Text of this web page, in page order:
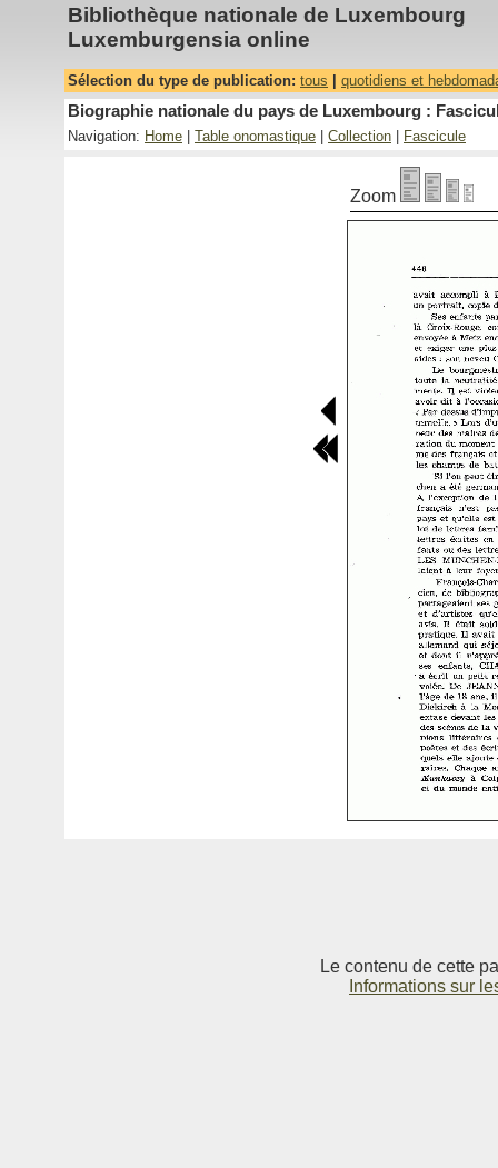
Bibliothèque nationale de Luxembourg
Luxemburgensia online
Sélection du type de publication: tous quotidiens et
Biographie nationale du pays de Luxembourg :
Navigation: Home Table onomastique Collection Fascicule
Zoom
Le contenu de cette
Informations sur